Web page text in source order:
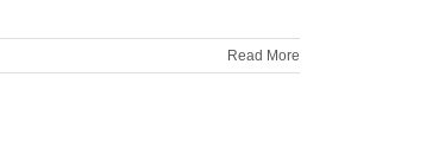
Read More